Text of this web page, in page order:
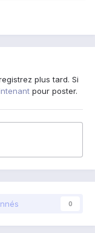
plus tard. Si
pour poster.
0